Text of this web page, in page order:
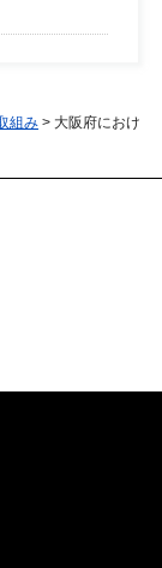
組み > 大阪府におけ